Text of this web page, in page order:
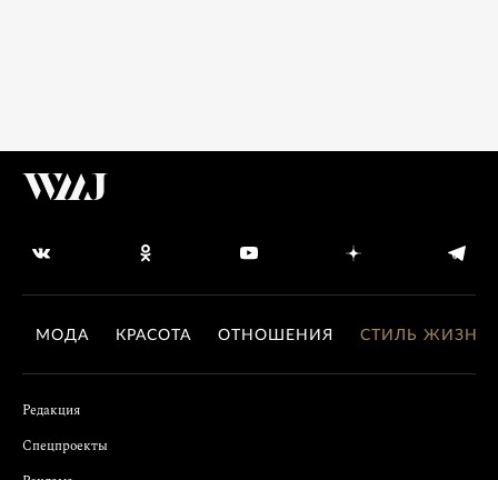
МОДА КРАСОТА ОТНОШЕНИЯ СТИЛЬ ЖИЗНИ
Редакция
Спецпроекты